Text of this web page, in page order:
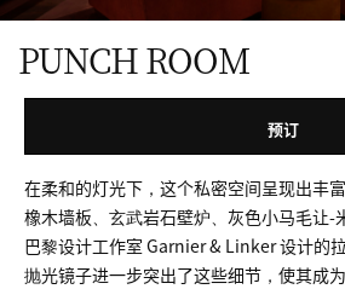
PUNCH ROOM
预订
在柔和的灯光下，这个私密空间呈现出丰
橡木墙板、玄武岩石壁炉、灰色小马毛让-
巴黎设计工作室 Garnier & Linker 设计的
抛光镜子进一步突出了这些细节，使其成